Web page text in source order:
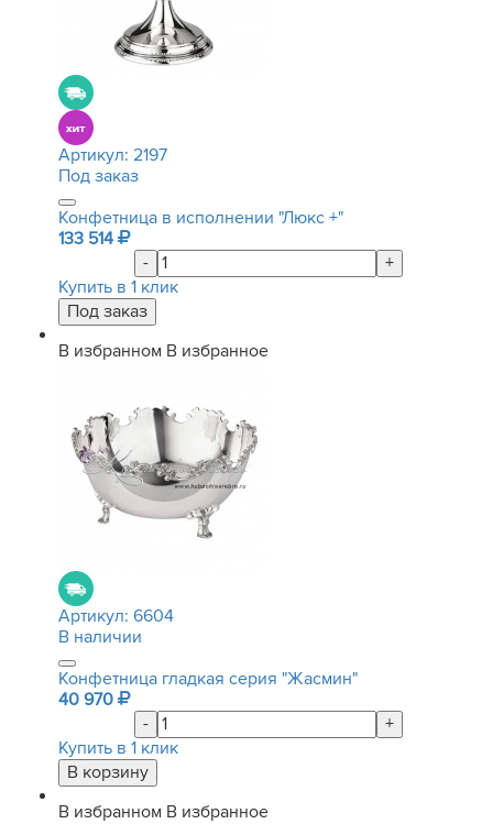
Артикул: 2197
Под заказ
Конфетница в исполнении "Люкс +"
133 514
-
+
Купить в 1 клик
В избранном В избранное
Артикул: 6604
В наличии
Конфетница гладкая серия "Жасмин"
40 970
-
+
Купить в 1 клик
В избранном В избранное